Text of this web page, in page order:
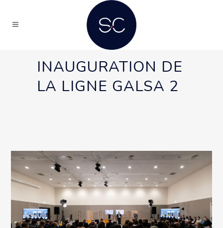
INAUGURATION DE
LA LIGNE GALSA 2